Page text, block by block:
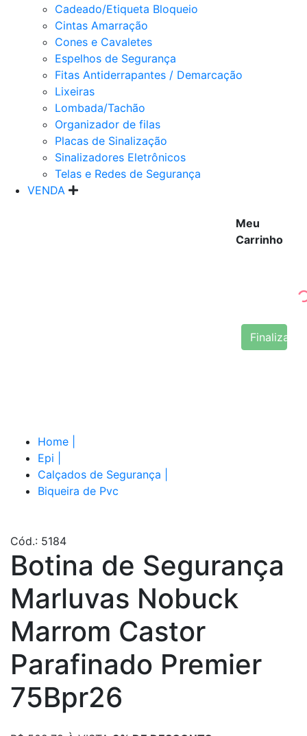
Cadeado/Etiqueta Bloqueio
Cintas Amarração
Cones e Cavaletes
Espelhos de Segurança
Fitas Antiderrapantes / Demarcação
Lixeiras
Lombada/Tachão
Organizador de filas
Placas de Sinalização
Sinalizadores Eletrônicos
Telas e Redes de Segurança
VENDA
Meu
Carrinho
Finalizar
Home
Epi
Calçados de Segurança
Biqueira de Pvc
Cód.: 5184
Botina de Segurança
Marluvas Nobuck
Marrom Castor
Parafinado Premier
75Bpr26